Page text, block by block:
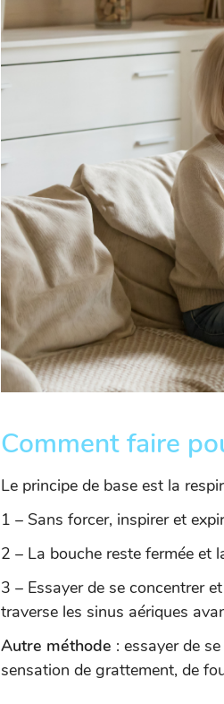
Comment faire
Le principe de base est la
1 – Sans forcer, inspirer et
2 – La bouche reste fermée et
3 – Essayer de se concentrer
traverse les sinus aériques
Autre méthode : essayer de
sensation de grattement, de